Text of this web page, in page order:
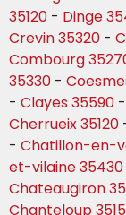
35120 - Dinge
Crevin 35320 -
Combourg
35330 -
- Clayes 35590 -
Cherrueix 35120
- Chatillon-en-
et-vilaine 35430
Chateaugiron
Chanteloup